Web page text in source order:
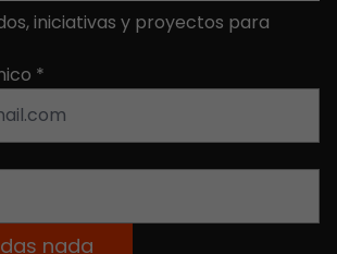
iniciativas y proyectos para
*